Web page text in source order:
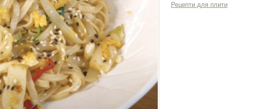
Рецепти для плити